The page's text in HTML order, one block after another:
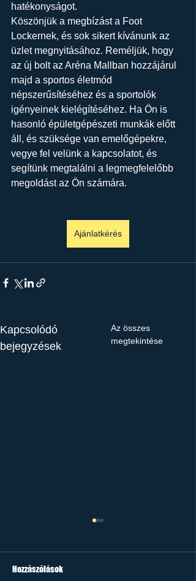
hatékonyságot.
Köszönjük a megbízást a Foot
Lockernek, és sok sikert kívánunk az
üzlet megnyitásához. Reméljük, hogy
az új bolt az Aréna Mallban hozzájárul
majd a sportos életmód
népszerűsítéséhez és a sportolók
igényeinek kielégítéséhez. Ha Ön is
hasonló épületgépészeti munkák előtt
áll, és szüksége van emelőgépekre,
vegye fel velünk a kapcsolatot, és
segítünk megtalálni a legmegfelelőbb
megoldást az Ön számára.
Ajánlatkérés
Kapcsolódó
bejegyzések
Az összes
megtekintése
Hozzászólások